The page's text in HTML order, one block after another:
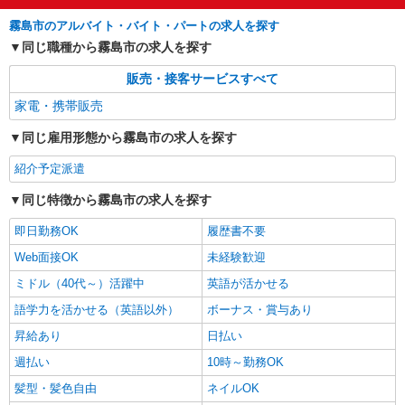
霧島市のアルバイト・バイト・パートの求人を探す
同じ職種から霧島市の求人を探す
販売・接客サービスすべて
家電・携帯販売
同じ雇用形態から霧島市の求人を探す
紹介予定派遣
同じ特徴から霧島市の求人を探す
即日勤務OK
履歴書不要
Web面接OK
未経験歓迎
ミドル（40代～）活躍中
英語が活かせる
語学力を活かせる（英語以外）
ボーナス・賞与あり
昇給あり
日払い
週払い
10時～勤務OK
髪型・髪色自由
ネイルOK